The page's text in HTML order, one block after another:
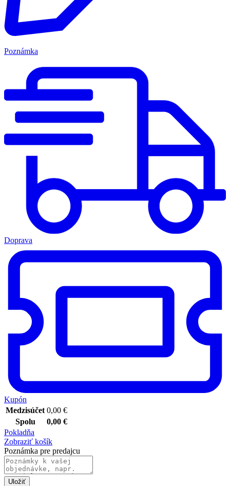
Poznámka
Doprava
Kupón
Medzisúčet 0,00 €
Spolu
0,00 €
Pokladňa
Zobraziť košík
Poznámka pre predajcu
Uložiť